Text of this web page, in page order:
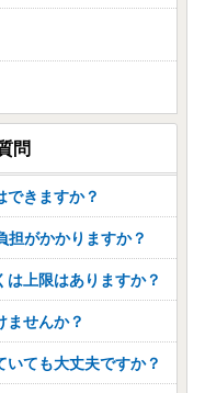
問
できますか？
がかかりますか？
上限はありますか？
ませんか？
ても大丈夫ですか？